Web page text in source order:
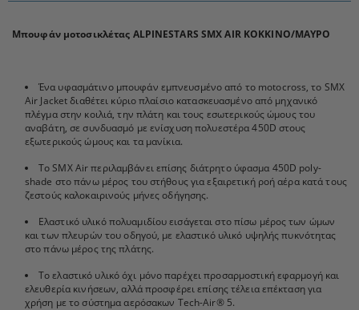
Μπουφάν μοτοσικλέτας ALPINESTARS SMX AIR ΚΟΚΚΙΝΟ/ΜΑΥΡΟ
Ένα υφασμάτινο μπουφάν εμπνευσμένο από το motocross, το SMX
Air Jacket διαθέτει κύριο πλαίσιο κατασκευασμένο από μηχανικό
πλέγμα στην κοιλιά, την πλάτη και τους εσωτερικούς ώμους του
αναβάτη, σε συνδυασμό με ενίσχυση πολυεστέρα 450D στους
εξωτερικούς ώμους και τα μανίκια.
Το SMX Air περιλαμβάνει επίσης διάτρητο ύφασμα 450D poly-
shade στο πάνω μέρος του στήθους για εξαιρετική ροή αέρα κατά τους
ζεστούς καλοκαιρινούς μήνες οδήγησης.
Ελαστικό υλικό πολυαμιδίου εισάγεται στο πίσω μέρος των ώμων
και των πλευρών του οδηγού, με ελαστικό υλικό υψηλής πυκνότητας
στο πάνω μέρος της πλάτης.
Το ελαστικό υλικό όχι μόνο παρέχει προσαρμοστική εφαρμογή και
ελευθερία κινήσεων, αλλά προσφέρει επίσης τέλεια επέκταση για
χρήση με το σύστημα αερόσακων Tech-Air® 5.